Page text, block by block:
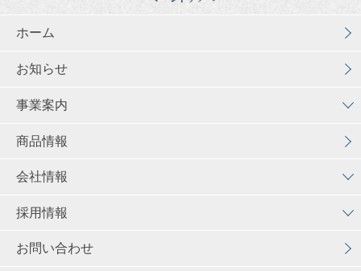
ホーム
お知らせ
事業案内
商品情報
会社情報
採用情報
お問い合わせ